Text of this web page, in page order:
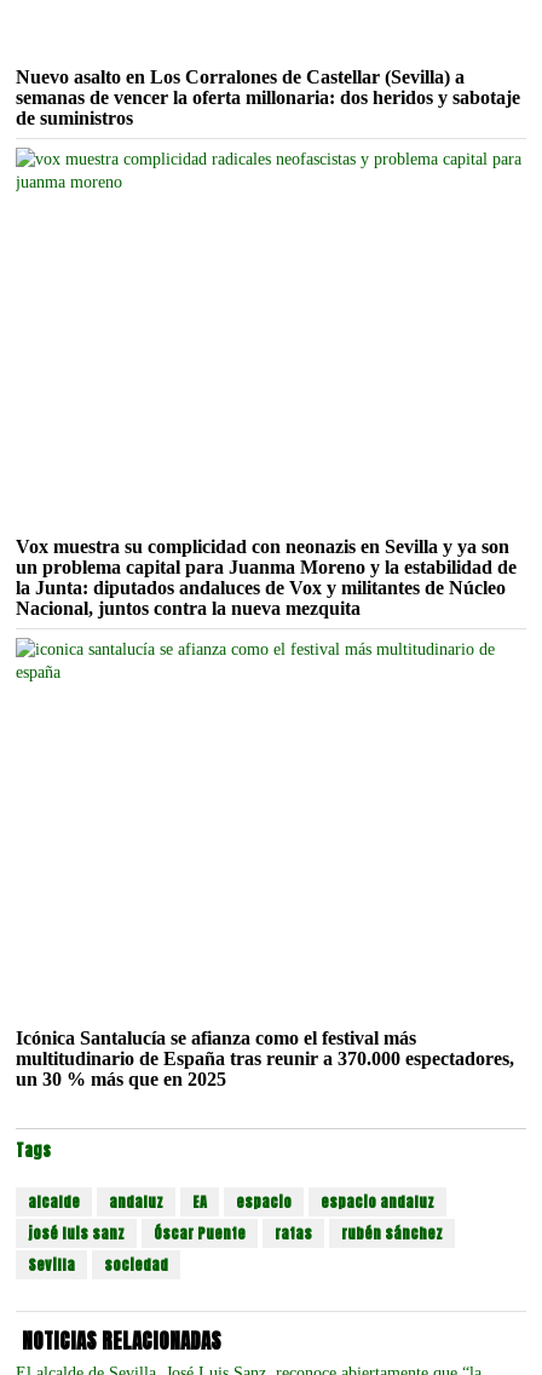
Nuevo asalto en Los Corralones de Castellar (Sevilla) a
semanas de vencer la oferta millonaria: dos heridos y sabotaje
de suministros
Vox muestra su complicidad con neonazis en Sevilla y ya son
un problema capital para Juanma Moreno y la estabilidad de
la Junta: diputados andaluces de Vox y militantes de Núcleo
Nacional, juntos contra la nueva mezquita
Icónica Santalucía se afianza como el festival más
multitudinario de España tras reunir a 370.000 espectadores,
un 30 % más que en 2025
Tags
alcalde andaluz EA espacio
espacio andaluz
josé luis sanz
Óscar Puente ratas
rubén sánchez
Sevilla
sociedad
NOTICIAS RELACIONADAS